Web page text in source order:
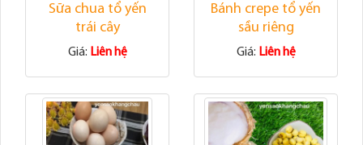
Sữa chua tổ yến
trái cây
Giá: Liên hệ
Bánh crepe tổ yến
sầu riêng
Giá: Liên hệ